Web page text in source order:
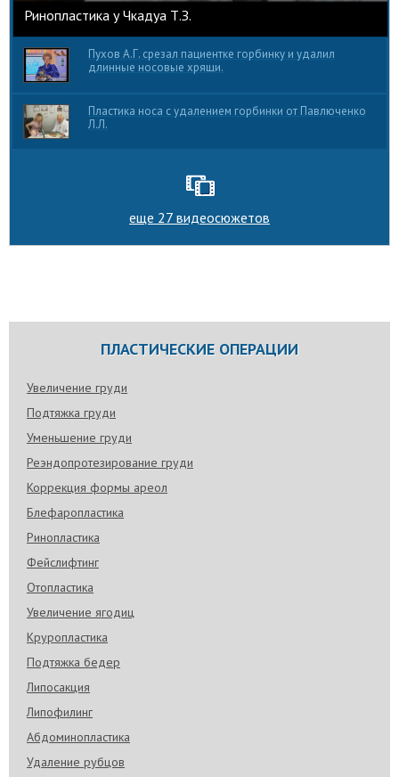
Ринопластика у Чкадуа Т.З.
Пухов А.Г. срезал пациентке горбинку и удалил
длинные носовые хрящи.
Пластика носа с удалением горбинки от Павлюченко
Л.Л.
еще 27 видеосюжетов
ПЛАСТИЧЕСКИЕ ОПЕРАЦИИ
Увеличение груди
Подтяжка груди
Уменьшение груди
Реэндопротезирование груди
Коррекция формы ареол
Блефаропластика
Ринопластика
Фейслифтинг
Отопластика
Увеличение ягодиц
Круропластика
Подтяжка бедер
Липосакция
Липофилинг
Абдоминопластика
Удаление рубцов